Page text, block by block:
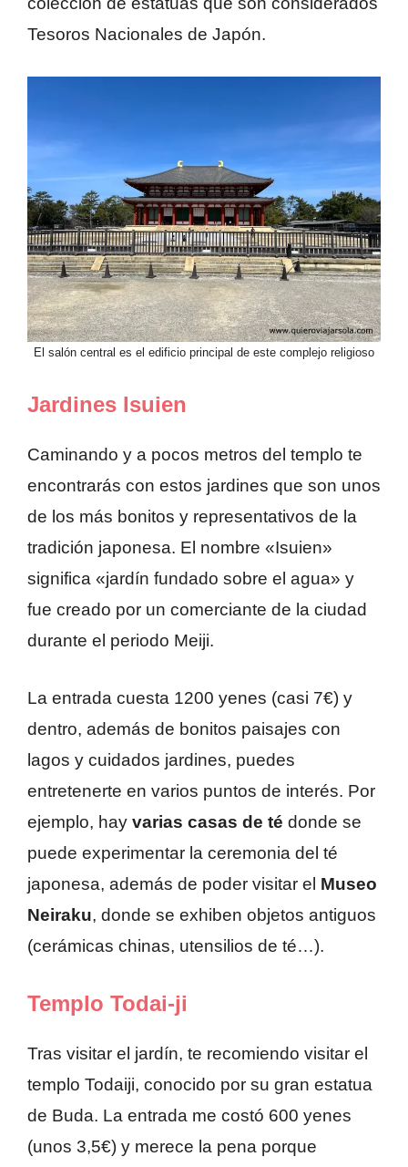
Tesoros Nacionales de Japón.
El salón central es el edificio principal de este complejo religioso
Jardines Isuien
Caminando y a pocos metros del templo te
encontrarás con estos jardines que son unos
de los más bonitos y representativos de la
tradición japonesa. El nombre «Isuien»
significa «jardín fundado sobre el agua» y
fue creado por un comerciante de la ciudad
durante el periodo Meiji.
La entrada cuesta 1200 yenes (casi 7€) y
dentro, además de bonitos paisajes con
lagos y cuidados jardines, puedes
entretenerte en varios puntos de interés. Por
ejemplo, hay varias casas de té donde se
puede experimentar la ceremonia del té
japonesa, además de poder visitar el Museo
Neiraku, donde se exhiben objetos antiguos
(cerámicas chinas, utensilios de té…).
Templo Todai-ji
Tras visitar el jardín, te recomiendo visitar el
templo Todaiji, conocido por su gran estatua
de Buda. La entrada me costó 600 yenes
(unos 3,5€) y merece la pena porque